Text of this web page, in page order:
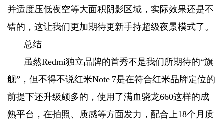
并适度压低夜空等大面积阴影区域，实际效果还是不
错的，这让我们更加期待更新手持超级夜景模式了。
总结
虽然Redmi独立品牌的首秀不是我们所期待的“旗
舰”，但不得不说红米Note 7是在符合红米品牌定位的
前提下还升级颇多的，使用了满血骁龙660这样的成
熟平台，在拍照、质感等方面发力，配合上18个月质